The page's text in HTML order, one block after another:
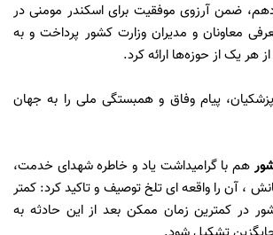
ضمن آرزوی موفقیت برای اسکندر مومنی در
معاونان و مدیران وزارت کشور پرداخت و به
هر یک از حوزه‌ها ارائه کرد.
پزشکیان، پیام وفاق و همبستگی ملی را به جهان
هم با گرامیداشت یاد و خاطره شهدای خدمت،
، آن را واقعه ای تلخ توصیف و تاکید کرد: کمتر
در کمترین زمان ممکن بعد از این حادثه به